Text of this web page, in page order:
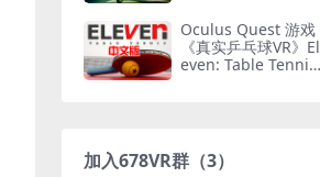
Oculus Quest 游戏
《真实乒乓球VR》El
even: Table Tennis
加入678VR群（3）